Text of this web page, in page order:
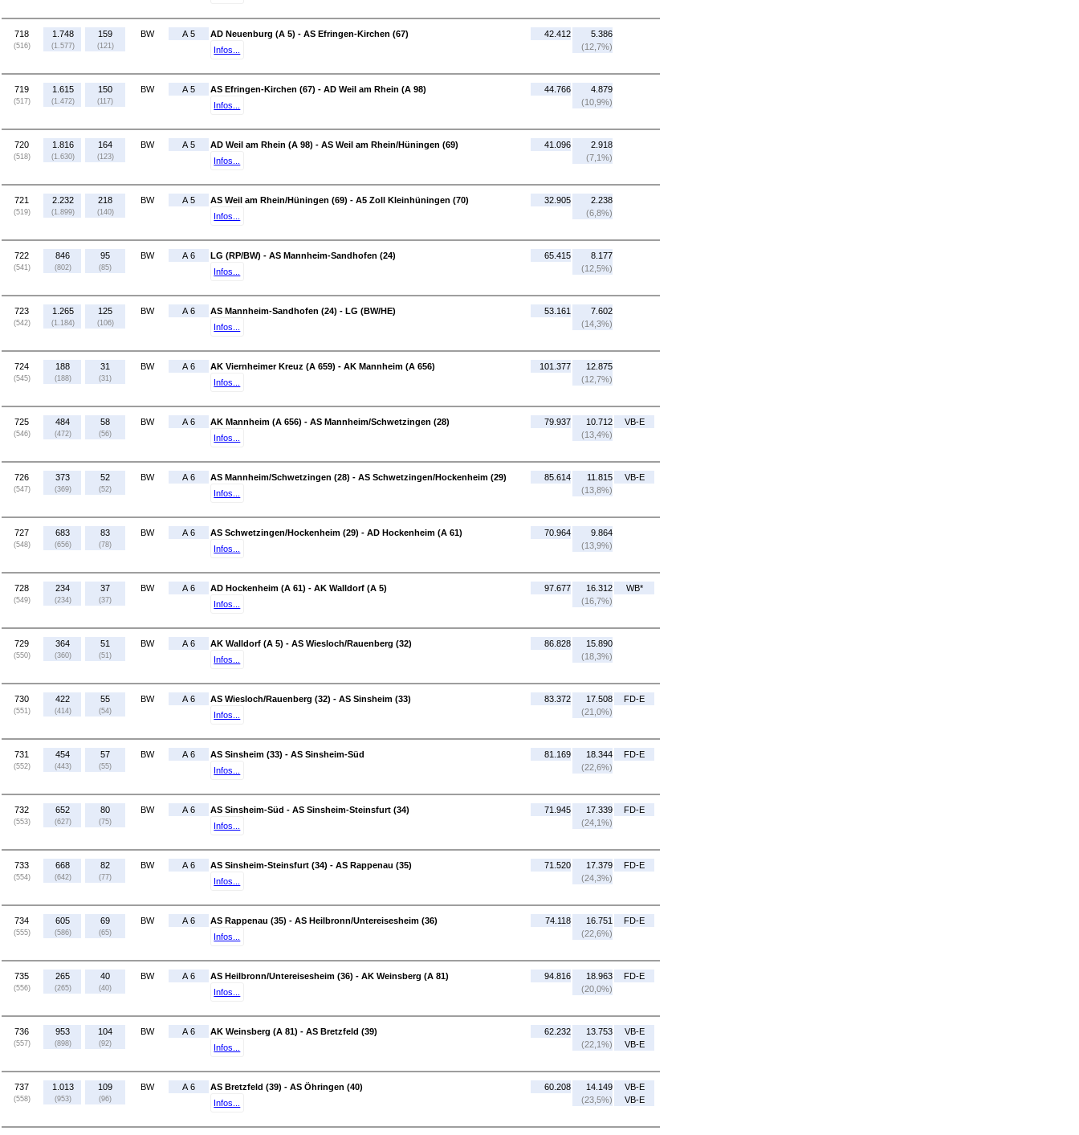
718
(516)
1.748
(1.577)
159
(121)
BW A 5
AD Neuenburg (A 5) - AS Efringen-Kirchen (67)
Infos...
42.412
5.386
(12,7%)
719
(517)
1.615
(1.472)
150
(117)
BW A 5
AS Efringen-Kirchen (67) - AD Weil am Rhein (A 98)
Infos...
44.766
4.879
(10,9%)
720
(518)
1.816
(1.630)
164
(123)
BW A 5
AD Weil am Rhein (A 98) - AS Weil am Rhein/Hüningen (69)
Infos...
41.096
2.918
(7,1%)
721
(519)
2.232
(1.899)
218
(140)
BW A 5
AS Weil am Rhein/Hüningen (69) - A5 Zoll Kleinhüningen (70)
Infos...
32.905
2.238
(6,8%)
722
(541)
846
(802)
95
(85)
BW A 6
LG (RP/BW) - AS Mannheim-Sandhofen (24)
Infos...
65.415
8.177
(12,5%)
723
(542)
1.265
(1.184)
125
(106)
BW A 6
AS Mannheim-Sandhofen (24) - LG (BW/HE)
Infos...
53.161
7.602
(14,3%)
724
(545)
188
(188)
31
(31)
BW A 6
AK Viernheimer Kreuz (A 659) - AK Mannheim (A 656)
Infos...
101.377
12.875
(12,7%)
725
(546)
484
(472)
58
(56)
BW A 6
AK Mannheim (A 656) - AS Mannheim/Schwetzingen (28)
Infos...
79.937
10.712
(13,4%)
VB-E
726
(547)
373
(369)
52
(52)
BW A 6
AS Mannheim/Schwetzingen (28) - AS Schwetzingen/Hockenheim (29)
Infos...
85.614
11.815
(13,8%)
VB-E
727
(548)
683
(656)
83
(78)
BW A 6
AS Schwetzingen/Hockenheim (29) - AD Hockenheim (A 61)
Infos...
70.964
9.864
(13,9%)
728
(549)
234
(234)
37
(37)
BW A 6
AD Hockenheim (A 61) - AK Walldorf (A 5)
Infos...
97.677
16.312
(16,7%)
WB*
729
(550)
364
(360)
51
(51)
BW A 6
AK Walldorf (A 5) - AS Wiesloch/Rauenberg (32)
Infos...
86.828
15.890
(18,3%)
730
(551)
422
(414)
55
(54)
BW A 6
AS Wiesloch/Rauenberg (32) - AS Sinsheim (33)
Infos...
83.372
17.508
(21,0%)
FD-E
731
(552)
454
(443)
57
(55)
BW A 6
AS Sinsheim (33) - AS Sinsheim-Süd
Infos...
81.169
18.344
(22,6%)
FD-E
732
(553)
652
(627)
80
(75)
BW A 6
AS Sinsheim-Süd - AS Sinsheim-Steinsfurt (34)
Infos...
71.945
17.339
(24,1%)
FD-E
733
(554)
668
(642)
82
(77)
BW A 6
AS Sinsheim-Steinsfurt (34) - AS Rappenau (35)
Infos...
71.520
17.379
(24,3%)
FD-E
734
(555)
605
(586)
69
(65)
BW A 6
AS Rappenau (35) - AS Heilbronn/Untereisesheim (36)
Infos...
74.118
16.751
(22,6%)
FD-E
735
(556)
265
(265)
40
(40)
BW A 6
AS Heilbronn/Untereisesheim (36) - AK Weinsberg (A 81)
Infos...
94.816
18.963
(20,0%)
FD-E
736
(557)
953
(898)
104
(92)
BW A 6
AK Weinsberg (A 81) - AS Bretzfeld (39)
Infos...
62.232
13.753
(22,1%)
VB-E
VB-E
737
(558)
1.013
(953)
109
(96)
BW A 6
AS Bretzfeld (39) - AS Öhringen (40)
Infos...
60.208
14.149
(23,5%)
VB-E
VB-E